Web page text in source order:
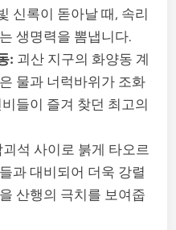
신록이 돋아날 때, 속리
생명력을 뽐냅니다.
: 괴산 지구의 화양동 계
물과 너럭바위가 조화
들이 즐겨 찾던 최고의
괴석 사이로 붉게 타오르
과 대비되어 더욱 강렬
산행의 극치를 보여줍